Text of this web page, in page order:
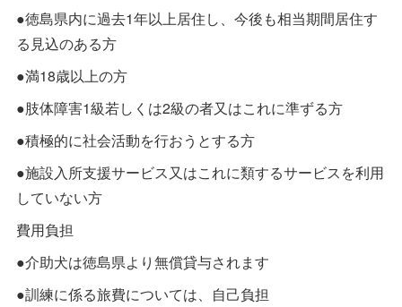
●徳島県内に過去1年以上居住し、今後も相当期間居住す
る見込のある方
●満18歳以上の方
●肢体障害1級若しくは2級の者又はこれに準ずる方
●積極的に社会活動を行おうとする方
●施設入所支援サービス又はこれに類するサービスを利用
していない方
費用負担
●介助犬は徳島県より無償貸与されます
●訓練に係る旅費については、自己負担